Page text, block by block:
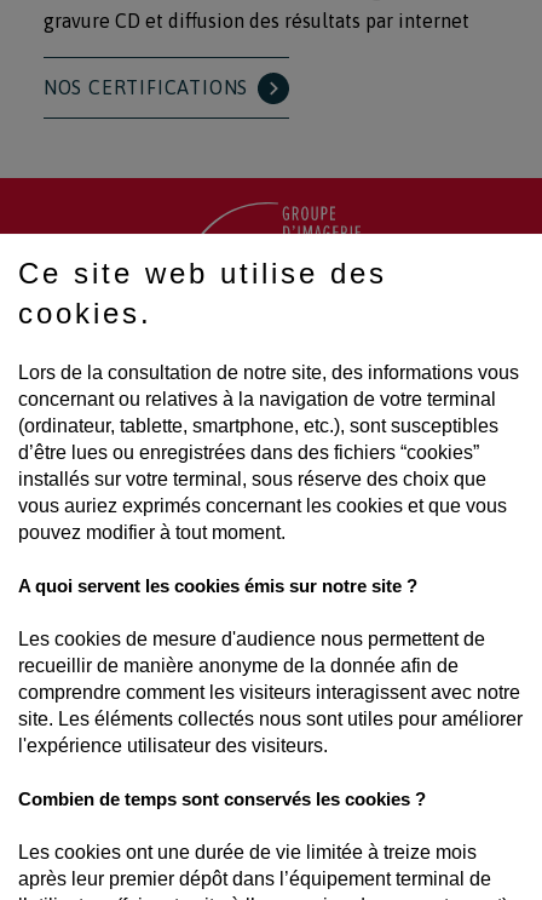
gravure CD et diffusion des résultats par internet
NOS CERTIFICATIONS
LE GROUPE MIM
LES EXAMENS PRATIQUÉS
NOS ÉQUIPES
Infos pratiques
Contact
Documents à télécharger
RENDEZ-VOUS EN LIGNE
ACCÈS PATIENTS
ACCÈS PRESCRIPTEURS
Ce site web utilise des
cookies.
Lors de la consultation de notre site, des informations vous
concernant ou relatives à la navigation de votre terminal
(ordinateur, tablette, smartphone, etc.), sont susceptibles
d’être lues ou enregistrées dans des fichiers “cookies”
installés sur votre terminal, sous réserve des choix que
vous auriez exprimés concernant les cookies et que vous
pouvez modifier à tout moment.
A quoi servent les cookies émis sur notre site ?
Les cookies de mesure d'audience nous permettent de
recueillir de manière anonyme de la donnée afin de
comprendre comment les visiteurs interagissent avec notre
site. Les éléments collectés nous sont utiles pour améliorer
l'expérience utilisateur des visiteurs.
Combien de temps sont conservés les cookies ?
Les cookies ont une durée de vie limitée à treize mois
après leur premier dépôt dans l’équipement terminal de